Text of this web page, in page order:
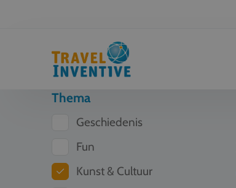
Thema
Geschiedenis
Fun
Kunst & Cultuur